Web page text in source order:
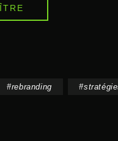
#rebranding #